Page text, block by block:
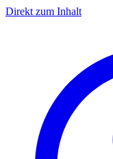
Direkt zum Inhalt